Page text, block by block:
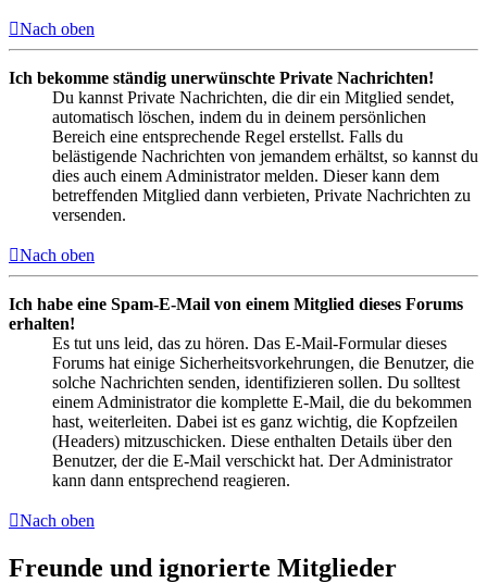
Nach oben
Ich bekomme ständig unerwünschte Private Nachrichten!
Du kannst Private Nachrichten, die dir ein Mitglied sendet,
automatisch löschen, indem du in deinem persönlichen
Bereich eine entsprechende Regel erstellst. Falls du
belästigende Nachrichten von jemandem erhältst, so kannst du
dies auch einem Administrator melden. Dieser kann dem
betreffenden Mitglied dann verbieten, Private Nachrichten zu
versenden.
Nach oben
Ich habe eine Spam-E-Mail von einem Mitglied dieses Forums
erhalten!
Es tut uns leid, das zu hören. Das E-Mail-Formular dieses
Forums hat einige Sicherheitsvorkehrungen, die Benutzer, die
solche Nachrichten senden, identifizieren sollen. Du solltest
einem Administrator die komplette E-Mail, die du bekommen
hast, weiterleiten. Dabei ist es ganz wichtig, die Kopfzeilen
(Headers) mitzuschicken. Diese enthalten Details über den
Benutzer, der die E-Mail verschickt hat. Der Administrator
kann dann entsprechend reagieren.
Nach oben
Freunde und ignorierte Mitglieder